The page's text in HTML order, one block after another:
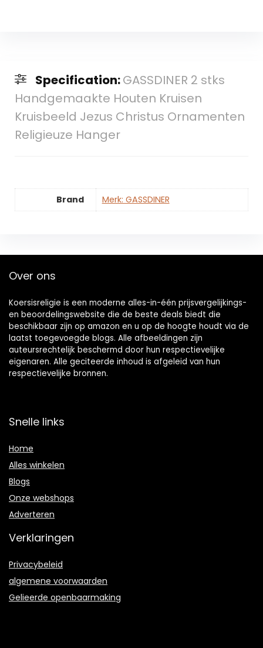
Specification:GASSDINER 2 stks
Handgemaakte Houten Kruisen
Kruisbeeld Jezus Christus Ornamenten
Religieuze Hanger
Brand Merk: GASSDINER
Over ons
Koersisreligie is een moderne alles-in-één prijsvergelijkings-
en beoordelingswebsite die de beste deals biedt die
beschikbaar zijn op amazon en u op de hoogte houdt via de
laatst toegevoegde blogs. Alle afbeeldingen zijn
auteursrechtelijk beschermd door hun respectievelijke
eigenaren. Alle geciteerde inhoud is afgeleid van hun
respectievelijke bronnen.
Snelle links
Home
Alles winkelen
Blogs
Onze webshops
Adverteren
Verklaringen
Privacybeleid
algemene voorwaarden
Gelieerde openbaarmaking